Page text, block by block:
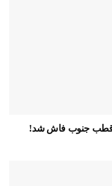
قطب جنوب فاش شد!